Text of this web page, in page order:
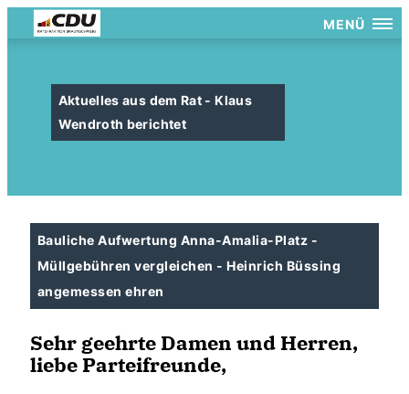
MENÜ
Aktuelles aus dem Rat - Klaus
Wendroth berichtet
Bauliche Aufwertung Anna-Amalia-Platz -
Müllgebühren vergleichen - Heinrich Büssing
angemessen ehren
Sehr geehrte Damen und Herren,
liebe Parteifreunde,